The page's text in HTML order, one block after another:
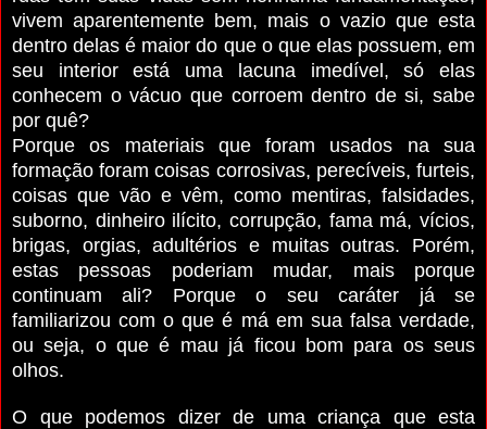
vivem aparentemente bem, mais o vazio que esta
dentro delas é maior do que o que elas possuem, em
seu interior está uma lacuna imedível, só elas
conhecem o vácuo que corroem dentro de si, sabe
por quê?
Porque os materiais que foram usados na sua
formação foram coisas corrosivas, perecíveis, furteis,
coisas que vão e vêm, como mentiras, falsidades,
suborno, dinheiro ilícito, corrupção, fama má, vícios,
brigas, orgias, adultérios e muitas outras. Porém,
estas pessoas poderiam mudar, mais porque
continuam ali? Porque o seu caráter já se
familiarizou com o que é má em sua falsa verdade,
ou seja, o que é mau já ficou bom para os seus
olhos.
O que podemos dizer de uma criança que esta